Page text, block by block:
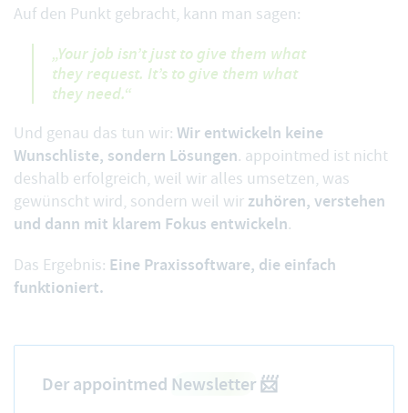
Auf den Punkt gebracht, kann man sagen:
„Your job isn’t just to give them what
they request. It’s to give them what
they need.“
Und genau das tun wir: Wir entwickeln keine
Wunschliste, sondern Lösungen. appointmed ist nicht
deshalb erfolgreich, weil wir alles umsetzen, was
gewünscht wird, sondern weil wir zuhören, verstehen
und dann mit klarem Fokus entwickeln.
Das Ergebnis: Eine Praxissoftware, die einfach
funktioniert.
Der appointmed Newsletter📨